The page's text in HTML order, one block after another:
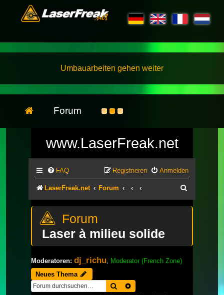
Umbauarbeiten gehen weiter
Forum
www.LaserFreak.net
FAQ Anmelden
Registrieren
LaserFreak.net Forum
Laser à milieu solide
Moderatoren: dj_richu Moderator (French Zone)
Neues Thema
Suche